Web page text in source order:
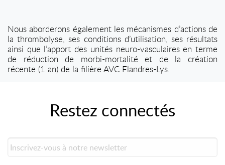
Nous aborderons également les mécanismes d’actions de
la thrombolyse, ses conditions d’utilisation, ses résultats
ainsi que l’apport des unités neuro-vasculaires en terme
de réduction de morbi-mortalité et de la création
récente (1 an) de la filière AVC Flandres-Lys.
Restez connectés